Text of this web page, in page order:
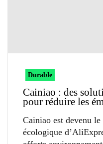
Durable
Cainiao : des
pour réduire les
Cainiao est devenu
écologique